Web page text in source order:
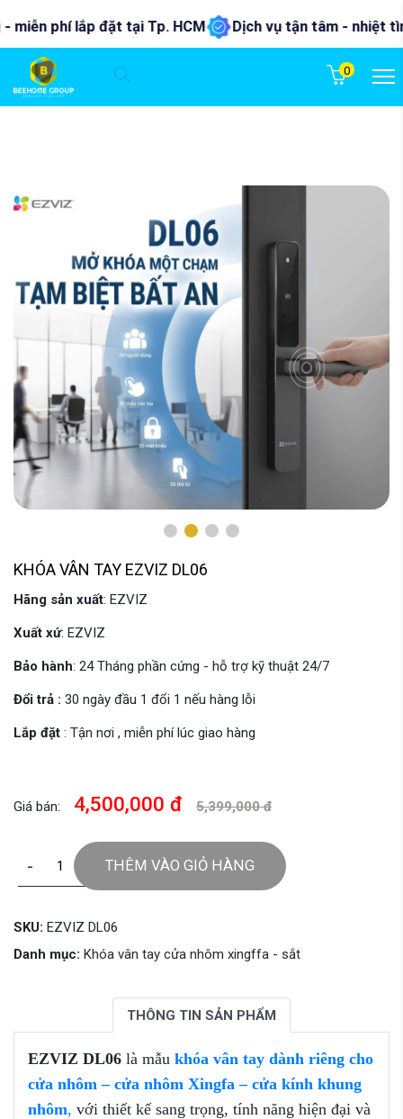
phí lắp đặt tại Tp. HCM Dịch vụ tận tâm - nhiệt tình
0
KHÓA VÂN TAY EZVIZ DL06
Hãng sản xuất: EZVIZ
Xuất xứ: EZVIZ
Bảo hành: 24 Tháng phần cứng - hỗ trợ kỹ thuật 24/7
Đổi trả : 30 ngày đầu 1 đổi 1 nếu hàng lỗi
Lắp đặt : Tận nơi , miễn phí lúc giao hàng
Giá bán: 4,500,000 đ 5,399,000 đ
- THÊM VÀO GIỎ HÀNG
SKU: EZVIZ DL06
Danh mục: Khóa vân tay cửa nhôm xingffa - sắt
THÔNG TIN SẢN PHẨM
EZVIZ DL06 là mẫu khóa vân tay dành riêng cho
cửa nhôm – cửa nhôm Xingfa – cửa kính khung
nhôm, với thiết kế sang trọng, tính năng hiện đại và